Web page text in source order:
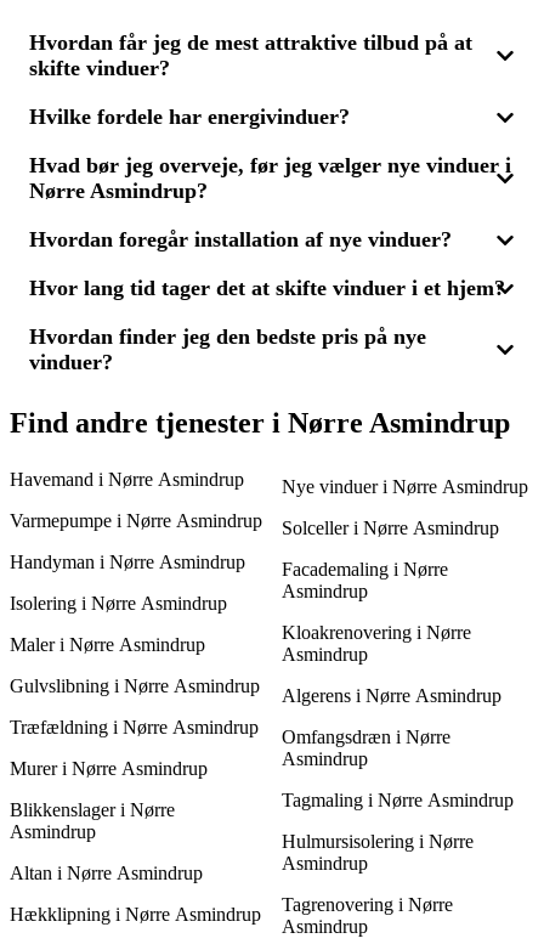
Hvordan får jeg de mest attraktive tilbud på at
skifte vinduer?
For at få de bedste tilbud på vinduesudskiftning skal du
tilbud har du mulighed for at se prisforskellene og de
forskellige muligheder, såsom energivinduer, der kan reducere
økonomiske og effektive løsning.
Hvilke fordele har energivinduer?
Energivinduer er designet til at højne dit hus' energieffektivitet
ved at mindske varmetabet. Selvom de ofte er dyrere end
på varmeregningen. Ved at få 3 tilbud kan du sammenligne
budget.
Hvad bør jeg overveje, før jeg vælger nye vinduer i
Nørre Asmindrup?
Før du vælger nye vinduer i Nørre Asmindrup, er det vigtigt at
vinduernes isoleringsevne, og om energivinduer er noget for
indhente flere tilbud for at finde den bedste løsning til din bolig.
Hvordan foregår installation af nye vinduer?
Installation af nye vinduer udføres af professionelle, som starter
fjernes de gamle vinduer og de nye monteres. Processen
afsluttes med korrekt isolering og justering, så vinduerne
Hvor lang tid tager det at skifte vinduer i et hjem?
Tiden det tager at skifte vinduer i et hus afhænger af, hvor
mange vinduer der skal udskiftes, og hvor kompliceret opgaven
indhenter tilbud fra professionelle, kan du få et mere præcist
estimat på tidsrammen, samt en fordelagtig pris.
Hvordan finder jeg den bedste pris på nye
vinduer?
For at sikre dig den bedste pris på nye vinduer skal du indhente
flere tilbud og sammenligne både pris og kvalitet. Ved at få 3
passende løsning til dine behov, og dermed bevare kvaliteten
Find andre tjenester i Nørre Asmindrup
Havemand i Nørre Asmindrup
Varmepumpe i Nørre Asmindrup
Handyman i Nørre Asmindrup
Isolering i Nørre Asmindrup
Maler i Nørre Asmindrup
Gulvslibning i Nørre Asmindrup
Træfældning i Nørre Asmindrup
Murer i Nørre Asmindrup
Blikkenslager i Nørre
Asmindrup
Altan i Nørre Asmindrup
Hækklipning i Nørre Asmindrup
Nye vinduer i Nørre Asmindrup
Solceller i Nørre Asmindrup
Facademaling i Nørre
Asmindrup
Kloakrenovering i Nørre
Asmindrup
Algerens i Nørre Asmindrup
Omfangsdræn i Nørre
Asmindrup
Tagmaling i Nørre Asmindrup
Hulmursisolering i Nørre
Asmindrup
Tagrenovering i Nørre
Asmindrup